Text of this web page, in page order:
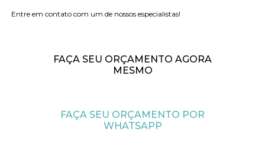
Entre em contato com um de nossos especialistas!
FAÇA SEU ORÇAMENTO AGORA
MESMO
FAÇA SEU ORÇAMENTO POR
WHATSAPP